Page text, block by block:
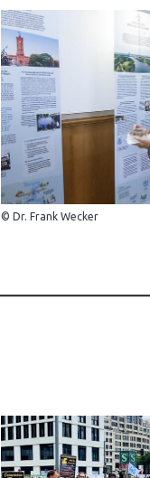
© Dr. Frank Wecker